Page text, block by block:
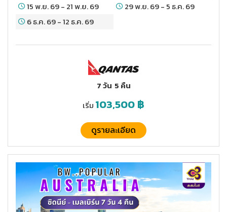
15 พ.ย. 69- 21 พ.ย. 69 29 พ.ย. 69- 5 ธ.ค. 69
6 ธ.ค. 69-12 ธ.ค. 69
7 วัน 5 คืน
เริ่ม 103,500฿
ดูรายละเอียด